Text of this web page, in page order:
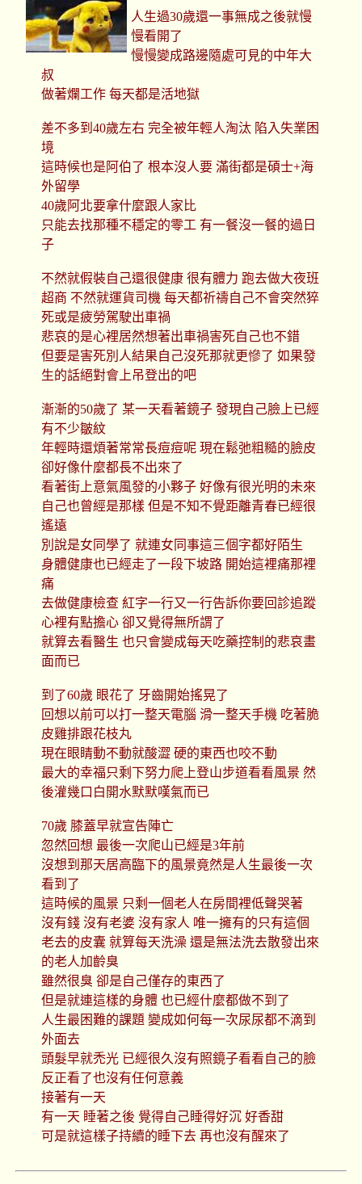
人生過30歲還一事無成之後就慢
慢看開了
慢慢變成路邊隨處可見的中年大
叔
做著爛工作 每天都是活地獄
差不多到40歲左右 完全被年輕人淘汰 陷入失業困
境
這時候也是阿伯了 根本沒人要 滿街都是碩士+海
外留學
40歲阿北要拿什麼跟人家比
只能去找那種不穩定的零工 有一餐沒一餐的過日
子
不然就假裝自己還很健康 很有體力 跑去做大夜班
超商 不然就運貨司機 每天都祈禱自己不會突然猝
死或是疲勞駕駛出車禍
悲哀的是心裡居然想著出車禍害死自己也不錯
但要是害死別人結果自己沒死那就更慘了 如果發
生的話絕對會上吊登出的吧
漸漸的50歲了 某一天看著鏡子 發現自己臉上已經
有不少皺紋
年輕時還煩著常常長痘痘呢 現在鬆弛粗糙的臉皮
卻好像什麼都長不出來了
看著街上意氣風發的小夥子 好像有很光明的未來
自己也曾經是那樣 但是不知不覺距離青春已經很
遙遠
別說是女同學了 就連女同事這三個字都好陌生
身體健康也已經走了一段下坡路 開始這裡痛那裡
痛
去做健康檢查 紅字一行又一行告訴你要回診追蹤
心裡有點擔心 卻又覺得無所謂了
就算去看醫生 也只會變成每天吃藥控制的悲哀畫
面而已
到了60歲 眼花了 牙齒開始搖晃了
回想以前可以打一整天電腦 滑一整天手機 吃著脆
皮雞排跟花枝丸
現在眼睛動不動就酸澀 硬的東西也咬不動
最大的幸福只剩下努力爬上登山步道看看風景 然
後灌幾口白開水默默嘆氣而已
70歲 膝蓋早就宣告陣亡
忽然回想 最後一次爬山已經是3年前
沒想到那天居高臨下的風景竟然是人生最後一次
看到了
這時候的風景 只剩一個老人在房間裡低聲哭著
沒有錢 沒有老婆 沒有家人 唯一擁有的只有這個
老去的皮囊 就算每天洗澡 還是無法洗去散發出來
的老人加齡臭
雖然很臭 卻是自己僅存的東西了
但是就連這樣的身體 也已經什麼都做不到了
人生最困難的課題 變成如何每一次尿尿都不滴到
外面去
頭髮早就禿光 已經很久沒有照鏡子看看自己的臉
反正看了也沒有任何意義
接著有一天
有一天 睡著之後 覺得自己睡得好沉 好香甜
可是就這樣子持續的睡下去 再也沒有醒來了